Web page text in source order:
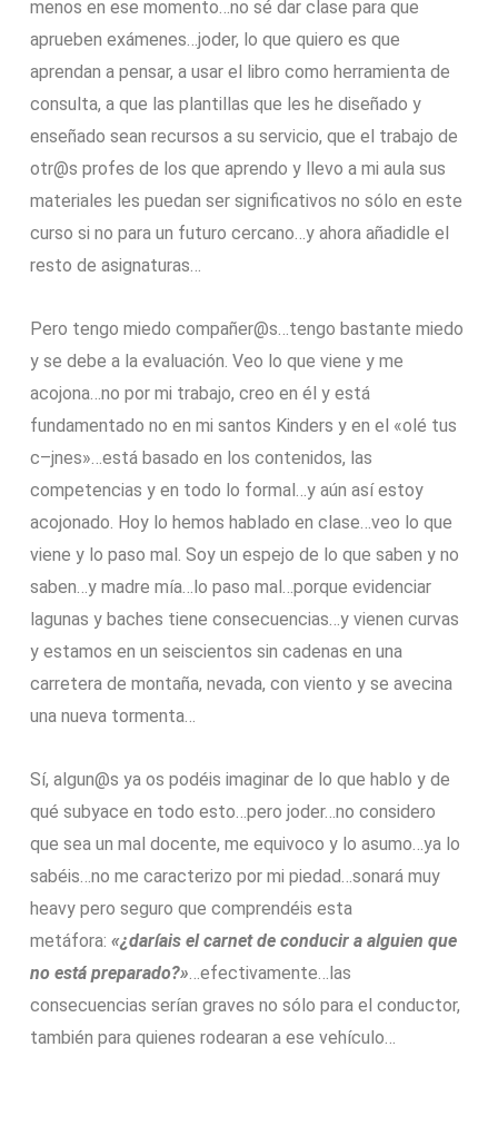
menos en ese momento…no sé dar clase para que
aprueben exámenes…joder, lo que quiero es que
aprendan a pensar, a usar el libro como herramienta de
consulta, a que las plantillas que les he diseñado y
enseñado sean recursos a su servicio, que el trabajo de
otr@s profes de los que aprendo y llevo a mi aula sus
materiales les puedan ser significativos no sólo en este
curso si no para un futuro cercano…y ahora añadidle el
resto de asignaturas…
Pero tengo miedo compañer@s…tengo bastante miedo
y se debe a la evaluación. Veo lo que viene y me
acojona…no por mi trabajo, creo en él y está
fundamentado no en mi santos Kinders y en el «olé tus
c–jnes»…está basado en los contenidos, las
competencias y en todo lo formal…y aún así estoy
acojonado. Hoy lo hemos hablado en clase…veo lo que
viene y lo paso mal. Soy un espejo de lo que saben y no
saben…y madre mía…lo paso mal…porque evidenciar
lagunas y baches tiene consecuencias…y vienen curvas
y estamos en un seiscientos sin cadenas en una
carretera de montaña, nevada, con viento y se avecina
una nueva tormenta…
Sí, algun@s ya os podéis imaginar de lo que hablo y de
qué subyace en todo esto…pero joder…no considero
que sea un mal docente, me equivoco y lo asumo…ya lo
sabéis…no me caracterizo por mi piedad…sonará muy
heavy pero seguro que comprendéis esta
metáfora:«¿daríais el carnet de conducir a alguien que
no está preparado?»…efectivamente…las
consecuencias serían graves no sólo para el conductor,
también para quienes rodearan a ese vehículo…